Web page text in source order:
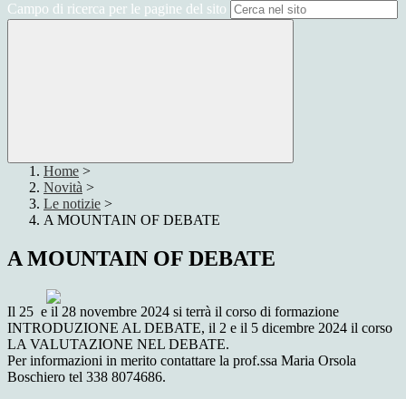
Campo di ricerca per le pagine del sito
Home >
Novità >
Le notizie >
A MOUNTAIN OF DEBATE
A MOUNTAIN OF DEBATE
Il 25 e il 28 novembre 2024 si terrà il corso di formazione
INTRODUZIONE AL DEBATE, il 2 e il 5 dicembre 2024 il corso
LA VALUTAZIONE NEL DEBATE.
Per informazioni in merito contattare la prof.ssa Maria Orsola
Boschiero tel 338 8074686.